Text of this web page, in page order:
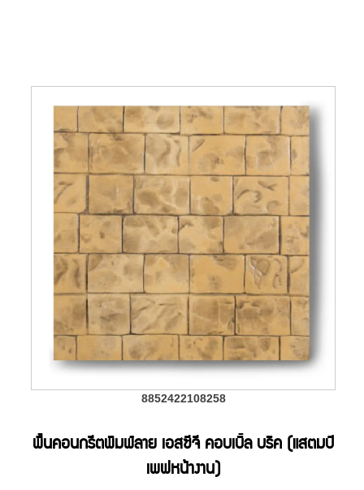
8852422108258
พื้นคอนกรีตพิมพ์ลาย เอสซีจี คอบเบิ้ล บริค (แสตมป์
เพฟหน้างาน)